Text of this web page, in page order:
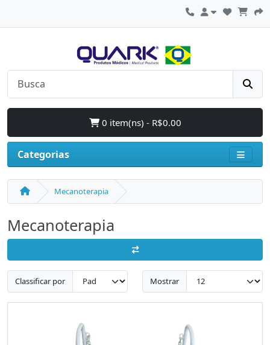
0 item(ns) - R$0.00
Categorias
Mecanoterapia
Mecanoterapia
Classificar por Mostrar